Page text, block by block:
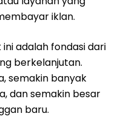
iklan.
adalah fondasi dari
berkelanjutan.
semakin banyak
dan semakin besar
baru.